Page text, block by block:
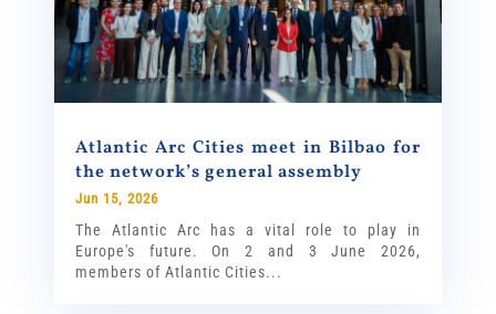
Atlantic Arc Cities meet in Bilbao for
the network’s general assembly
Jun 15, 2026
The Atlantic Arc has a vital role to play in
Europe's future. On 2 and 3 June 2026,
members of Atlantic Cities...